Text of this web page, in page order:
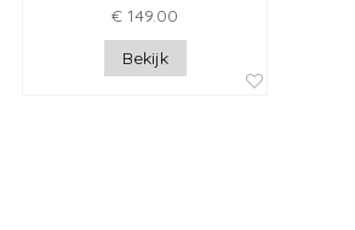
€ 149.00
Bekijk